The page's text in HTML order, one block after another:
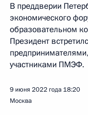
В преддверии
экономического
образовательном
Президент
участниками ПМЭФ.
9 июня 2022 года 18:20
Москва